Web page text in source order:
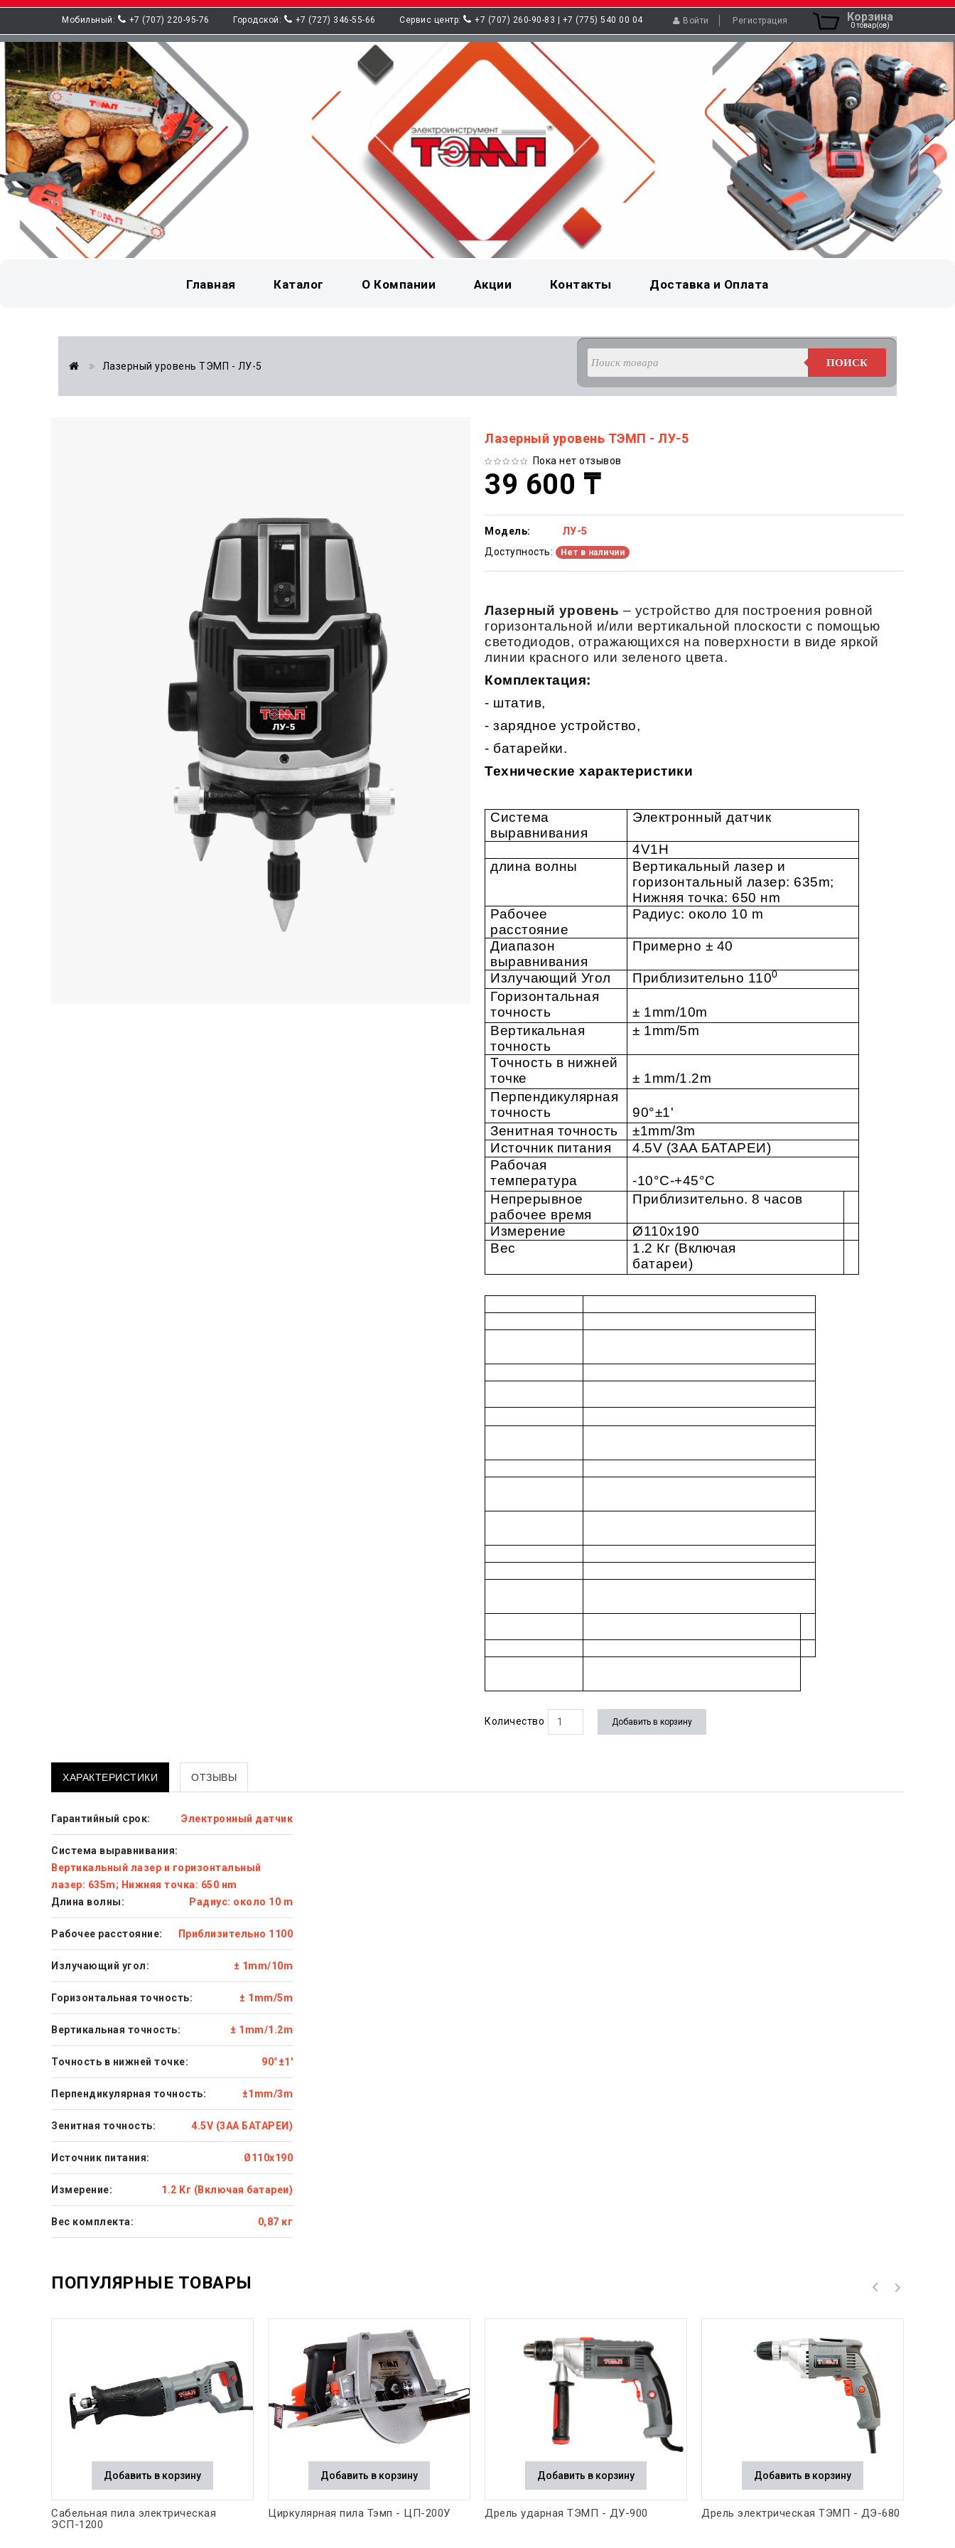
Мобильный: +7 (707) 220-95-76 Городской: +7 (727) 346-55-66 Сервис центр: +7 (707) 260-90-83 | +7 (775) 540 00 04 Войти Регистрация Корзина
0 товар(ов)
Главная Каталог О Компании Акции Контакты Доставка и Оплата
Лазерный уровень ТЭМП - ЛУ-5 ПОИСК
Лазерный уровень ТЭМП - ЛУ-5
Пока нет отзывов
39 600 ₸
Модель:
ЛУ-5
Доступность:
Нет в наличии
Лазерный уровень – устройство для построения ровной
горизонтальной и/или вертикальной плоскости с помощью
светодиодов, отражающихся на поверхности в виде яркой
линии красного или зеленого цвета.
Комплектация:
- штатив,
- зарядное устройство,
- батарейки.
Технические характеристики
Система
выравнивания
Электронный датчик
4V1H
длина волны
Вертикальный лазер и
горизонтальный лазер: 635m;
Нижняя точка: 650 нm
Рабочее
расстояние
Радиус: около 10 m
Диапазон
выравнивания
Примерно ± 40
Излучающий Угол Приблизительно 1100
Горизонтальная
точность
± 1mm/10m
Вертикальная
точность
± 1mm/5m
Точность в нижней
точке
± 1mm/1.2m
Перпендикулярная
точность
90°±1'
Зенитная точность
±1mm/3m
Источник питания
4.5V (3AA БАТАРЕИ)
Рабочая
температура
-10°C-+45°C
Непрерывное
рабочее время
Приблизительно. 8 часов
Измерение
Ø110x190
Вес
1.2 Кг (Включая
батареи)
Количество Добавить в корзину
ХАРАКТЕРИСТИКИ ОТЗЫВЫ
Гарантийный срок: Электронный датчик
Система выравнивания:
Вертикальный лазер и горизонтальный
лазер: 635m; Нижняя точка: 650 нm
Длина волны:
Радиус: около 10 m
Рабочее расстояние: Приблизительно 1100
Излучающий угол: ± 1mm/10m
Горизонтальная точность: ± 1mm/5m
Вертикальная точность: ± 1mm/1.2m
Точность в нижней точке: 90°±1'
Перпендикулярная точность: ±1mm/3m
Зенитная точность: 4.5V (3AA БАТАРЕИ)
Источник питания: Ø110x190
Измерение: 1.2 Кг (Включая батареи)
Вес комплекта: 0,87 кг
ПОПУЛЯРНЫЕ ТОВАРЫ
Добавить в корзину
Сабельная пила электрическая
ЭСП-1200
Добавить в корзину
Циркулярная пила Тэмп - ЦП-200У
Добавить в корзину
Дрель ударная ТЭМП - ДУ-900
Добавить в корзину
Дрель электрическая ТЭМП - ДЭ-680